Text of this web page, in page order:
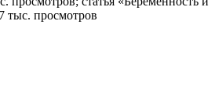
тыс. просмотров